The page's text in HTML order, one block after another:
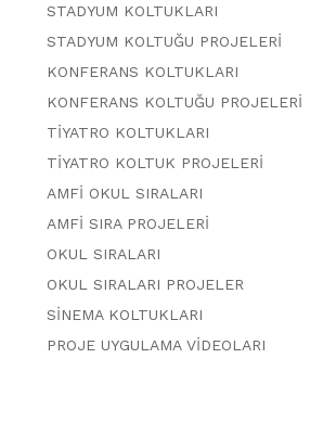
STADYUM KOLTUKLARI
STADYUM KOLTUĞU PROJELERİ
KONFERANS KOLTUKLARI
KONFERANS KOLTUĞU PROJELERİ
TİYATRO KOLTUKLARI
TİYATRO KOLTUK PROJELERİ
AMFİ OKUL SIRALARI
AMFİ SIRA PROJELERİ
OKUL SIRALARI
OKUL SIRALARI PROJELER
SİNEMA KOLTUKLARI
PROJE UYGULAMA VİDEOLARI